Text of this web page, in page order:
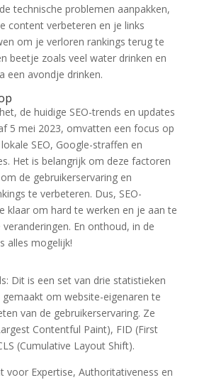
technische problemen aanpakken,
content verbeteren en je links
om je verloren rankings terug te
beetje zoals veel water drinken en
een avondje drinken.
de huidige SEO-trends en updates
5 mei 2023, omvatten een focus op
SEO, Google-straffen en
Het is belangrijk om deze factoren
de gebruikerservaring en
te verbeteren. Dus, SEO-
klaar om hard te werken en je aan te
En onthoud, in de
alles mogelijk!
Dit is een set van drie statistieken
om website-eigenaren te
van de gebruikerservaring. Ze
Contentful Paint), FID (First
(Cumulative Layout Shift).
voor Expertise, Authoritativeness en